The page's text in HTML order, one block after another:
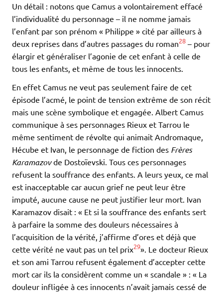
Un détail : notons que Camus a volontairement effacé
l’individualité du personnage – il ne nomme jamais
l’enfant par son prénom « Philippe » cité par ailleurs à
deux reprises dans d’autres passages du roman28 – pour
élargir et généraliser l’agonie de cet enfant à celle de
tous les enfants, et même de tous les innocents.
En effet Camus ne veut pas seulement faire de cet
épisode l’acmé, le point de tension extrême de son récit
mais une scène symbolique et engagée. Albert Camus
communique à ses personnages Rieux et Tarrou le
même sentiment de révolte qui animait Andromaque,
Hécube et Ivan, le personnage de fiction des Frères
Karamazovde Dostoïevski. Tous ces personnages
refusent la souffrance des enfants. A leurs yeux, ce mal
est inacceptable car aucun grief ne peut leur être
imputé, aucune cause ne peut justifier leur mort. Ivan
Karamazov disait : « Et si la souffrance des enfants sert
à parfaire la somme des douleurs nécessaires à
l’acquisition de la vérité, j’affirme d’ores et déjà que
cette vérité ne vaut pas un tel prix29». Le docteur Rieux
et son ami Tarrou refusent également d’accepter cette
mort car ils la considèrent comme un « scandale » : « La
douleur infligée à ces innocents n’avait jamais cessé de